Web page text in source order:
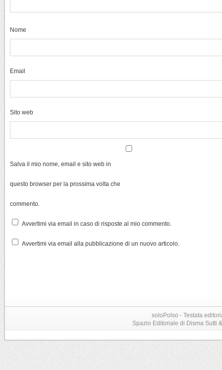
Nome
Email
Sito web
Salva il mio nome, email e sito web in
questo browser per la prossima volta che
commento.
Avvertimi via email in caso di risposte al mio commento.
Avvertimi via email alla pubblicazione di un nuovo articolo.
soloPolso - Testata
Spazio Editoriale di Disma Sutti